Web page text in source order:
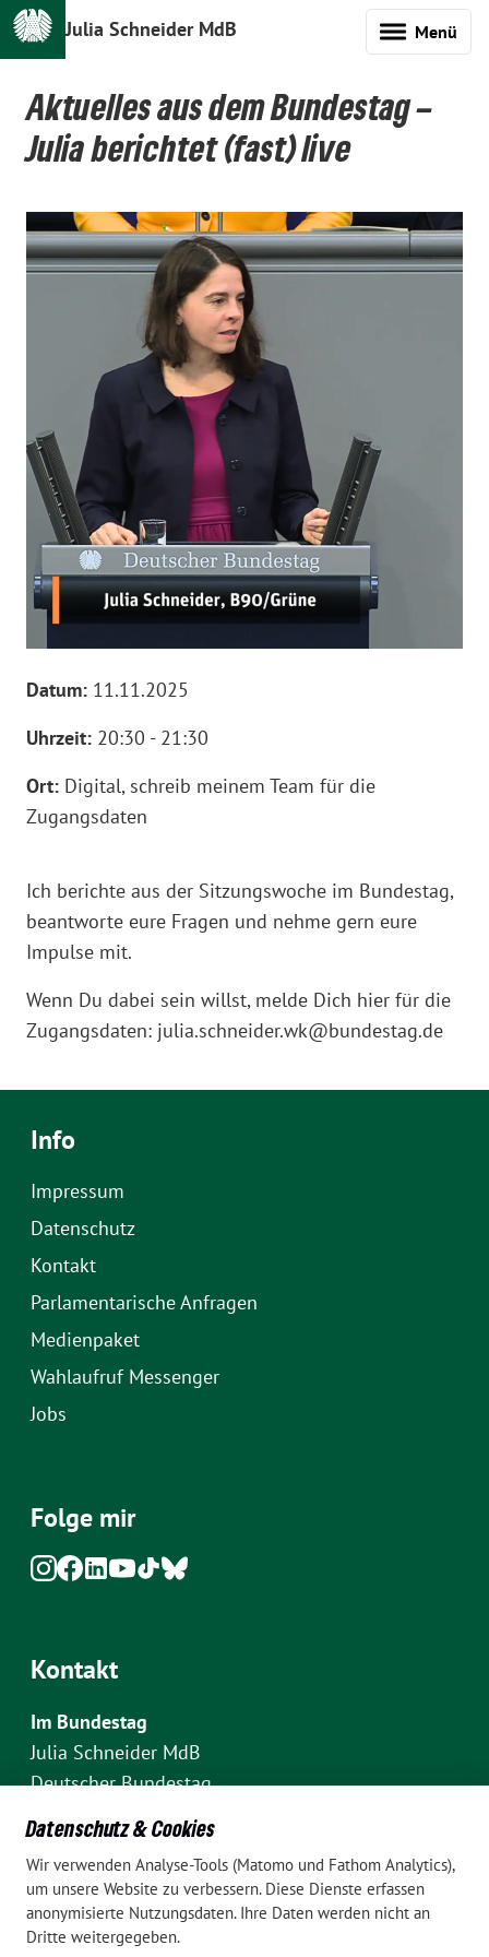
Julia Schneider MdB Menü
Aktuelles aus dem Bundestag –
Julia berichtet (fast) live
Datum: 11.11.2025
Uhrzeit: 20:30 - 21:30
Ort: Digital, schreib meinem Team für die
Zugangsdaten
Ich berichte aus der Sitzungswoche im Bundestag,
beantworte eure Fragen und nehme gern eure
Impulse mit.
Wenn Du dabei sein willst, melde Dich hier für die
Zugangsdaten: julia.schneider.wk@bundestag.de
Info
Impressum
Datenschutz
Kontakt
Parlamentarische Anfragen
Medienpaket
Wahlaufruf Messenger
Jobs
Folge mir
Kontakt
Im Bundestag
Julia Schneider MdB
Deutscher Bundestag
Fraktion Bündnis 90/Die Grünen
Platz der Republik 1
D-10111 Berlin
E-Mail: julia.schneider(at)bundestag.de
Telefon: +49 30 227 70907
Datenschutz & Cookies
Wir verwenden Analyse-Tools (Matomo und Fathom Analytics),
um unsere Website zu verbessern. Diese Dienste erfassen
anonymisierte Nutzungsdaten. Ihre Daten werden nicht an
Dritte weitergegeben.